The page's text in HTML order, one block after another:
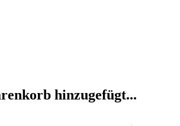
hinzugefügt...